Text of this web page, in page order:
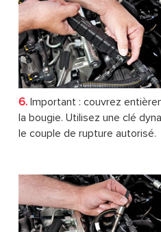
6.Important : couvrez
la bougie. Utilisez une clé
le couple de rupture autorisé.